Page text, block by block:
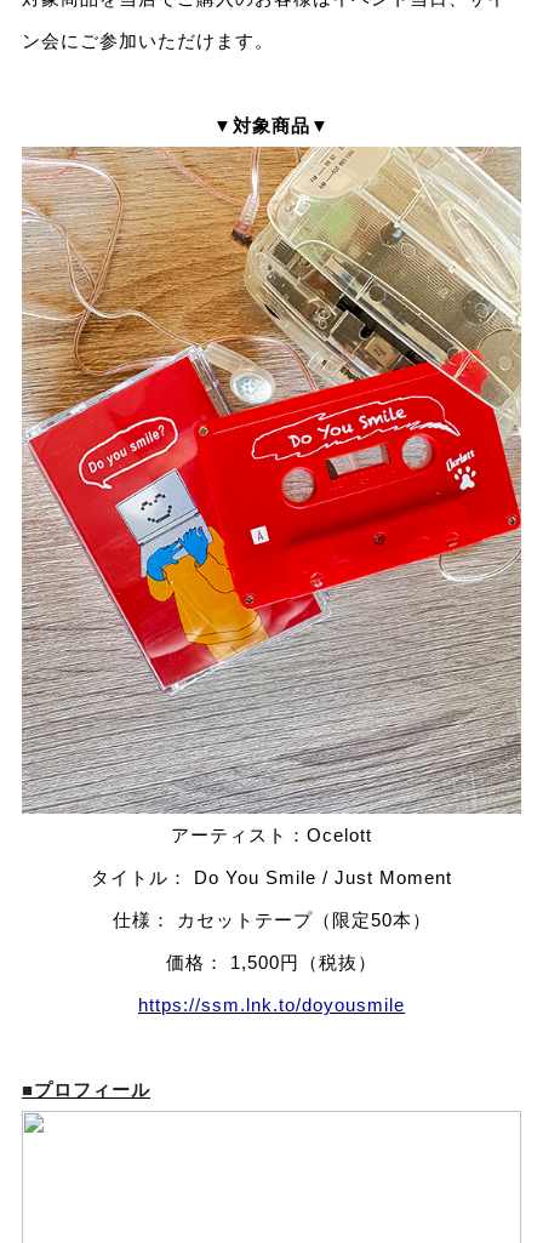
ン会にご参加いただけます。
▼対象商品▼
アーティスト：Ocelott
タイトル： Do You Smile / Just Moment
仕様： カセットテープ（限定50本）
価格： 1,500円（税抜）
https://ssm.lnk.to/doyousmile
■プロフィール